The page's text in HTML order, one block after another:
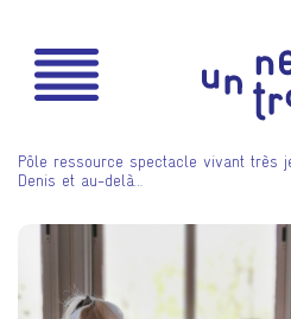
Pôle ressource spectacle vivant très
Denis et au-delà…